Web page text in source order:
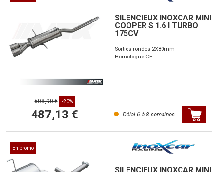
SILENCIEUX INOXCAR MINI
COOPER S 1.6 I TURBO
175CV
Sorties rondes 2X80mm
Homologué CE
608,90 € -20%
487,13 € Délai 6 à 8 semaines
En promo
SILENCIEUX INOXCAR MINI